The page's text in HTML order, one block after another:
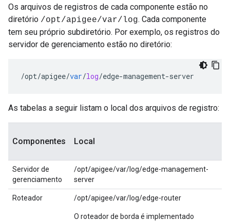
Os arquivos de registros de cada componente estão no
diretório /opt/apigee/var/log. Cada componente
tem seu próprio subdiretório. Por exemplo, os registros do
servidor de gerenciamento estão no diretório:
/opt/apigee/var/log/edge-management-server
As tabelas a seguir listam o local dos arquivos de registro:
Componentes Local
Servidor de
gerenciamento
/opt/apigee/var/log/edge-management-
server
Roteador /opt/apigee/var/log/edge-router
O roteador de borda é implementado